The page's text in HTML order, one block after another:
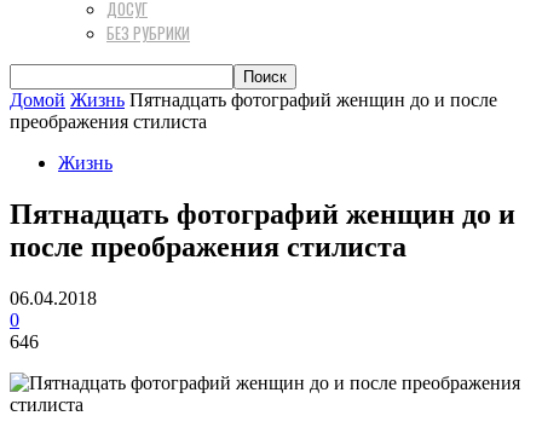
ДОСУГ
БЕЗ РУБРИКИ
Домой Жизнь Пятнадцать фотографий женщин до и после
преображения стилиста
Жизнь
Пятнадцать фотографий женщин до и
после преображения стилиста
06.04.2018
0
646